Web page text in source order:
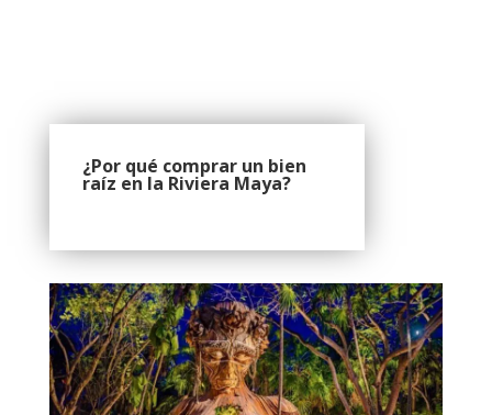
¿Por qué comprar un bien
raíz en la Riviera Maya?